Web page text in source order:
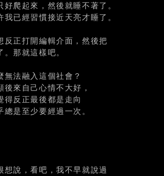
爬起來，然後就睡不著了。
已經習慣接近天亮才睡了。
反正打開編輯介面，然後把
那就這樣吧。
法融入這個社會？
來自己心情不大好，
得反正最後都是走向
是至少要經過一次。
說，看吧，我不早就說過